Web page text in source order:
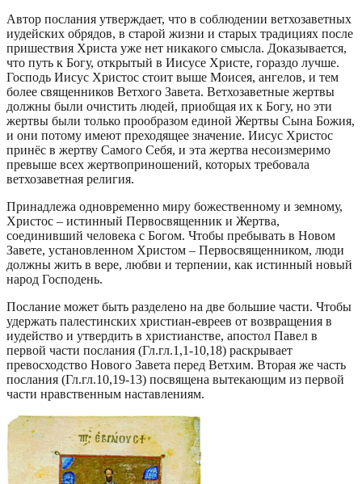
Автор послания утверждает, что в соблюдении ветхозаветных
иудейских обрядов, в старой жизни и старых традициях после
пришествия Христа уже нет никакого смысла. Доказывается,
что путь к Богу, открытый в Иисусе Христе, гораздо лучше.
Господь Иисус Христос стоит выше Моисея, ангелов, и тем
более священников Ветхого Завета. Ветхозаветные жертвы
должны были очистить людей, приобщая их к Богу, но эти
жертвы были только прообразом единой Жертвы Сына Божия,
и они потому имеют преходящее значение. Иисус Христос
принёс в жертву Самого Себя, и эта жертва несоизмеримо
превыше всех жертвоприношений, которых требовала
ветхозаветная религия.
Принадлежа одновременно миру божественному и земному,
Христос – истинный Первосвященник и Жертва,
соединивший человека с Богом. Чтобы пребывать в Новом
Завете, установленном Христом – Первосвященником, люди
должны жить в вере, любви и терпении, как истинный новый
народ Господень.
Послание может быть разделено на две большие части. Чтобы
удержать палестинских христиан-евреев от возвращения в
иудейство и утвердить в христианстве, апостол Павел в
первой части послания (Гл.гл.1,1-10,18) раскрывает
превосходство Нового Завета перед Ветхим. Вторая же часть
послания (Гл.гл.10,19-13) посвящена вытекающим из первой
части нравственным наставлениям.